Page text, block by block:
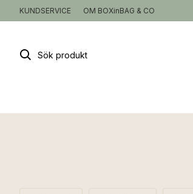
KUNDSERVICE OM BOXinBAG & CO
Sök